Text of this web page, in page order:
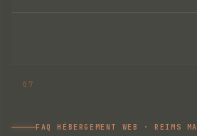
FAQ HÉBERGEMENT WEB · REIMS